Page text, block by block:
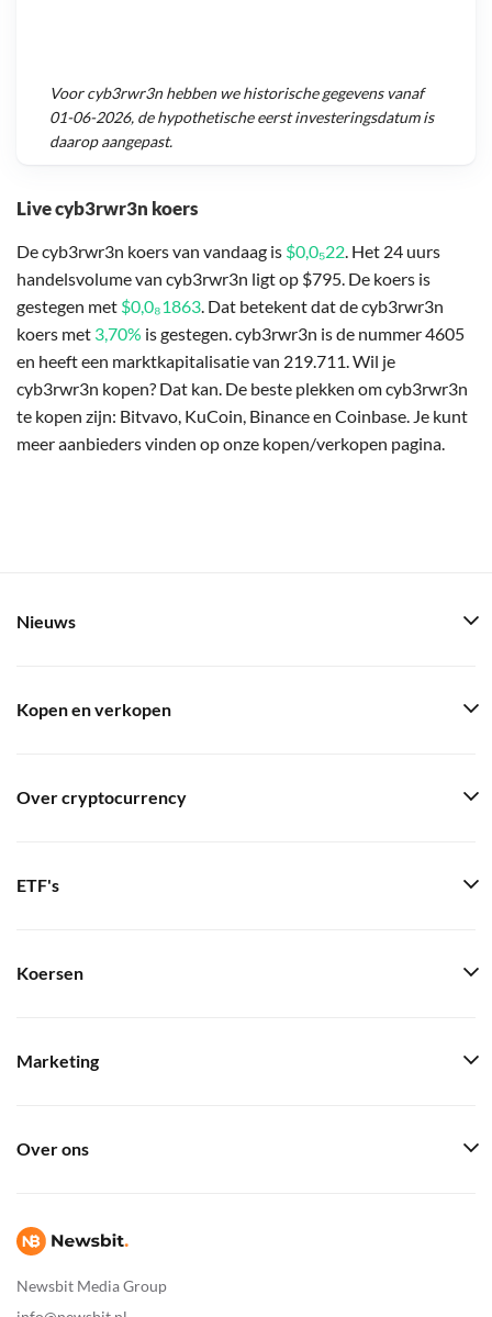
Live cyb3rwr3n koers
De cyb3rwr3n koers van vandaag is $0,0₅22. Het 24 uurs
handelsvolume van cyb3rwr3n ligt op $795. De koers is
gestegen met $0,0₈1863. Dat betekent dat de cyb3rwr3n
koers met 3,70% is gestegen. cyb3rwr3n is de nummer 4605
en heeft een marktkapitalisatie van 219.711. Wil je
cyb3rwr3n kopen? Dat kan. De beste plekken om cyb3rwr3n
te kopen zijn: Bitvavo, KuCoin, Binance en Coinbase. Je kunt
meer aanbieders vinden op onze kopen/verkopen pagina.
Voorcyb3rwr3nhebben we historische gegevens vanaf
01-06-2026, de hypothetische eerst investeringsdatum is
daarop aangepast.
Newsbit Media Group
Nieuws
Kopen en verkopen
Over cryptocurrency
ETF's
Koersen
Marketing
Over ons